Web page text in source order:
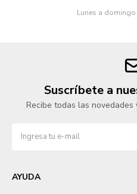
Lunes a domingo
Suscríbete a
Recibe todas las
AYUDA